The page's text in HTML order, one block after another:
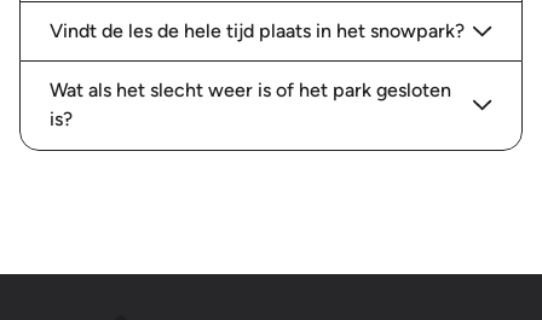
Vindt de les de hele tijd plaats in het snowpark?
Wat als het slecht weer is of het park gesloten
is?